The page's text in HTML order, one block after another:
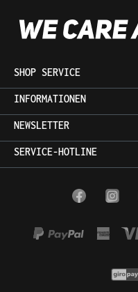
SHOP SERVICE
INFORMATIONEN
NEWSLETTER
SERVICE-HOTLINE